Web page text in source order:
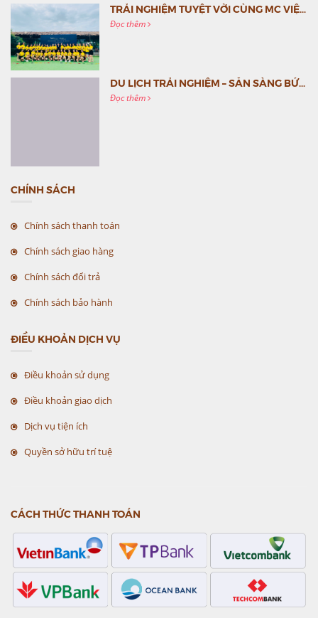
TRẢI NGHIỆM TUYỆT VỜI CÙNG MC VIỆT NAM
Đọc thêm
DU LỊCH TRẢI NGHIỆM – SẴN SÀNG BỨT PHÁ CÙNG MC VIỆT NAM
Đọc thêm
CHÍNH SÁCH
Chính sách thanh toán
Chính sách giao hàng
Chính sách đổi trả
Chính sách bảo hành
ĐIỀU KHOẢN DỊCH VỤ
Điều khoản sử dụng
Điều khoản giao dịch
Dịch vụ tiện ích
Quyền sở hữu trí tuệ
CÁCH THỨC THANH TOÁN